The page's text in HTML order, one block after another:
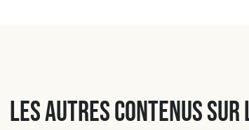
Les autres contenus sur